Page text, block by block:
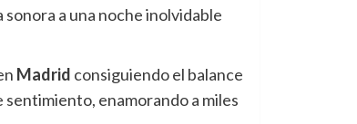
a una noche inolvidable
Madrid consiguiendo el balance
enamorando a miles